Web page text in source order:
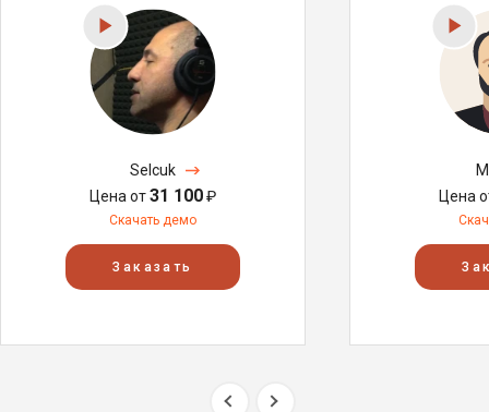
Selcuk
Цена от31 100₽
Скачать демо
Заказать
Цена